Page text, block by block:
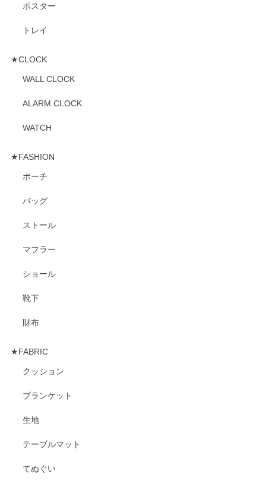
ポスター
トレイ
★CLOCK
WALL CLOCK
ALARM CLOCK
WATCH
★FASHION
ポーチ
バッグ
ストール
マフラー
ショール
靴下
財布
★FABRIC
クッション
ブランケット
生地
テーブルマット
てぬぐい